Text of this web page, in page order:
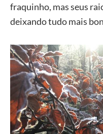
fraquinho, mas seus
deixando tudo mais